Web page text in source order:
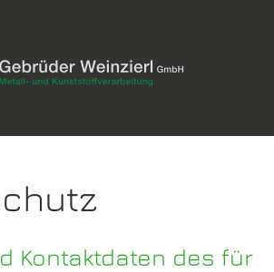
Kontaktdaten des für